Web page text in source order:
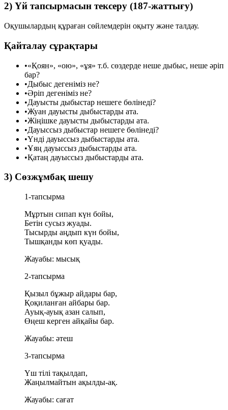
2) Үй тапсырмасын тексеру (187-жаттығу)
Оқушылардың құраған сөйлемдерін оқыту және талдау.
Қайталау сұрақтары
•«Қоян», «ою», «ұя» т.б. сөздерде неше дыбыс, неше әріп
бар?
•Дыбыс дегеніміз не?
•Әріп дегеніміз не?
•Дауысты дыбыстар нешеге бөлінеді?
•Жуан дауысты дыбыстарды ата.
•Жіңішке дауысты дыбыстарды ата.
•Дауыссыз дыбыстар нешеге бөлінеді?
•Үнді дауыссыз дыбыстарды ата.
•Ұяң дауыссыз дыбыстарды ата.
•Қатаң дауыссыз дыбыстарды ата.
3) Сөзжұмбақ шешу
1-тапсырма
Мұртын сипап күн бойы,
Бетін сусыз жуады.
Тысырды аңдып күн бойы,
Тышқанды көп қуады.
Жауабы: мысық
2-тапсырма
Қызыл бұжыр айдары бар,
Қоқиланған айбары бар.
Ауық-ауық азан салып,
Өңеш керген айқайы бар.
Жауабы: әтеш
3-тапсырма
Үш тілі тақылдап,
Жаңылмайтын ақылды-ақ.
Жауабы: сағат